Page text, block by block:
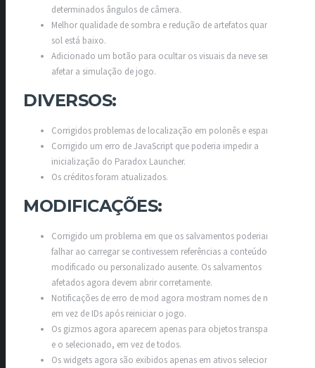
determinados ângulos de câmera.
Melhor qualidade de sombra e redução de artefatos quando o
sol está baixo.
Adicionado um botão para ocultar os visuais da neve sem
afetar a simulação de jogo.
DIVERSOS:​
Corrigidos problemas de localização em polonês e espanhol.
Corrigido um erro de JavaScript que poderia impedir a
inicialização do Paradox Launcher.
Os créditos foram atualizados.
MODIFICAÇÕES:​
Corrigido um problema em que os salvamentos poderiam
falhar ao carregar se contivessem referências a conteúdo
modificado ou personalizado ausente. Os salvamentos
afetados agora devem abrir corretamente.
Notificações de erro de mod agora mostram nomes de mod
em vez de IDs após reiniciar o jogo.
Os gizmos agora aparecem apenas para objetos transparentes
e o selecionado, em vez de todos.
Os widgets agora são exibidos apenas em ativos selecionados.